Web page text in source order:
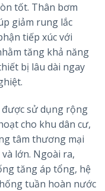
tốt. Thân bơm
giảm rung lắc
tiếp xúc với
tăng khả năng
bị lâu dài ngay
sử dụng rộng
cho khu dân cư,
tâm thương mại
lớn. Ngoài ra,
tăng áp tổng, hệ
tuần hoàn nước